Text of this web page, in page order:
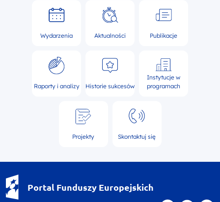
Wydarzenia Aktualności Publikacje
Raporty i analizy Historie sukcesów
Instytucje w
programach
Projekty Skontaktuj się
Portal Funduszy Europejskich